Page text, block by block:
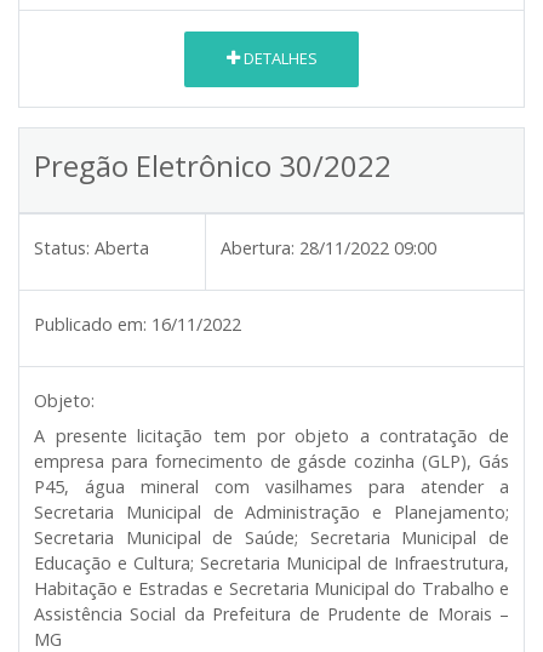
DETALHES
Pregão Eletrônico 30/2022
Status: Aberta Abertura: 28/11/2022 09:00
Publicado em: 16/11/2022
Objeto:
A presente licitação tem por objeto a contratação de
empresa para fornecimento de gásde cozinha (GLP), Gás
P45, água mineral com vasilhames para atender a
Secretaria Municipal de Administração e Planejamento;
Secretaria Municipal de Saúde; Secretaria Municipal de
Educação e Cultura; Secretaria Municipal de Infraestrutura,
Habitação e Estradas e Secretaria Municipal do Trabalho e
Assistência Social da Prefeitura de Prudente de Morais –
MG